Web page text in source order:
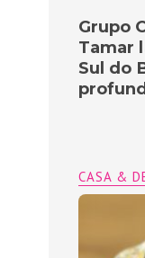
Grupo
Tamar
Sul do
CASA &